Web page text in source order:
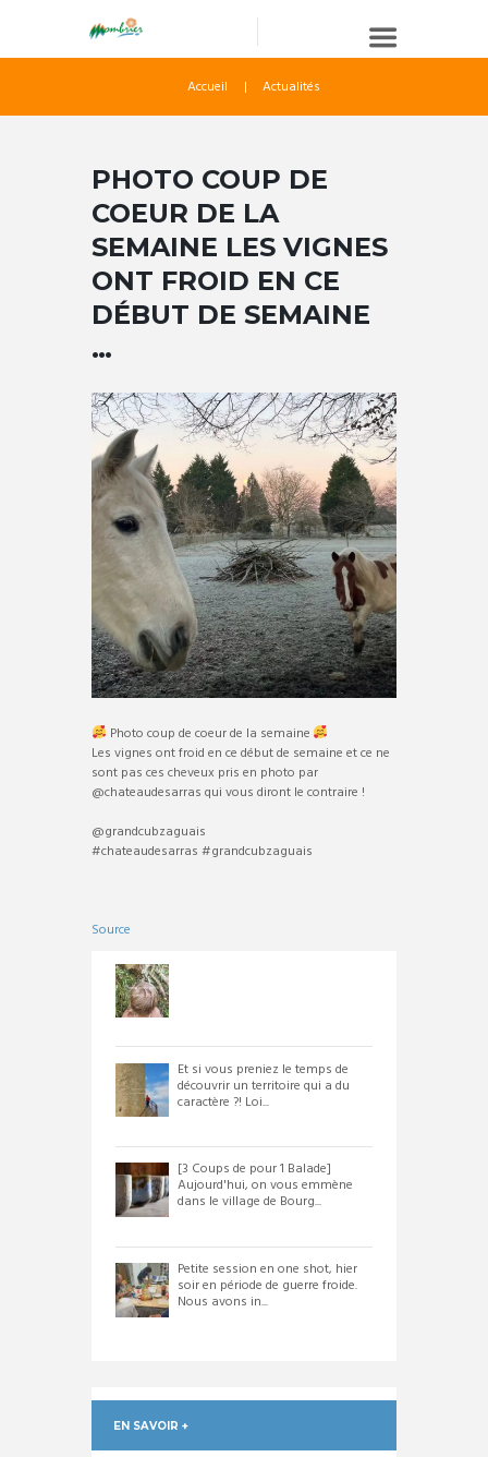
Accueil Actualités
PHOTO COUP DE
COEUR DE LA
SEMAINE LES VIGNES
ONT FROID EN CE
DÉBUT DE SEMAINE
…
Photo coup de coeur de la semaine
Les vignes ont froid en ce début de semaine et ce ne
sont pas ces cheveux pris en photo par
@chateaudesarras qui vous diront le contraire !
@grandcubzaguais
#chateaudesarras #grandcubzaguais
Source
Et si vous preniez le temps de
découvrir un territoire qui a du
caractère ?! Loi...
[3 Coups de pour 1 Balade]
Aujourd'hui, on vous emmène
dans le village de Bourg...
Petite session en one shot, hier
soir en période de guerre froide.
Nous avons in...
EN SAVOIR +